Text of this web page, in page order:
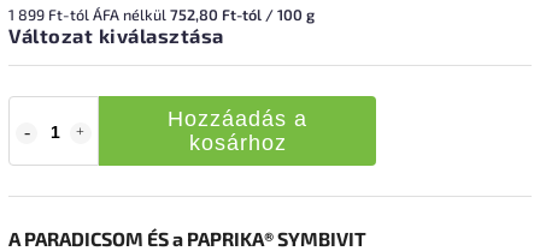
1 899 Ft-tól ÁFA nélkül 752,80 Ft-tól / 100 g
Változat kiválasztása
Hozzáadás a
kosárhoz
A PARADICSOM ÉS a PAPRIKA® SYMBIVIT